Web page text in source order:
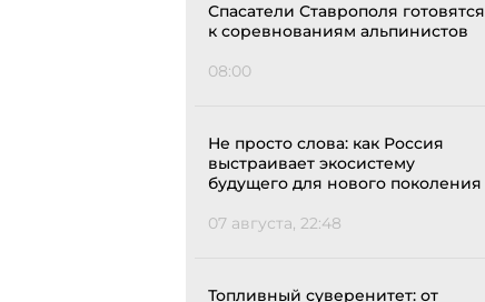
Спасатели Ставрополя готовятся
к соревнованиям альпинистов
08:00
Не просто слова: как Россия
выстраивает экосистему
будущего для нового поколения
07 августа, 22:48
Топливный суверенитет: от